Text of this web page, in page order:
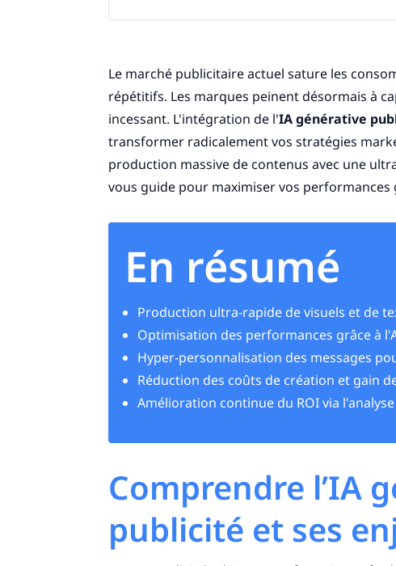
Le marché publicitaire actuel sature les
répétitifs. Les marques peinent désormais à
incessant. L'intégration de l'IA générative
transformer radicalement vos stratégies
production massive de contenus avec une
vous guide pour maximiser vos
En résumé
Production ultra-rapide de visuels et de
Optimisation des performances grâce à
Hyper-personnalisation des messages
Réduction des coûts de création et gain
Amélioration continue du ROI via
Comprendre l’IA
publicité et ses